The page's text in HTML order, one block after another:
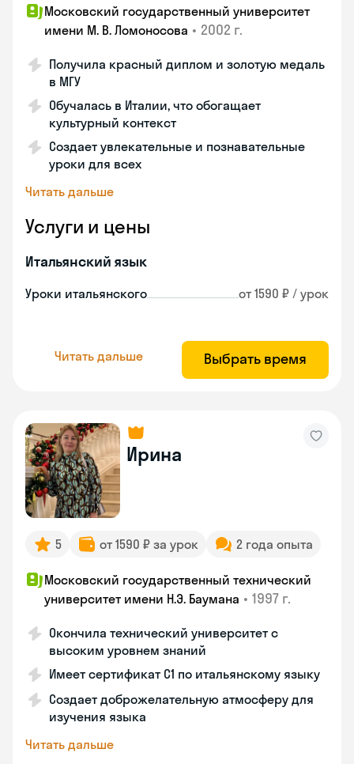
Московский государственный университет
имени М. В. Ломоносова • 2002 г.
Получила красный диплом и золотую медаль
в МГУ
Обучалась в Италии, что обогащает
культурный контекст
Создает увлекательные и познавательные
уроки для всех
Читать дальше
Услуги и цены
Итальянский язык
Уроки итальянского от 1590 ₽ / урок
Читать дальше Выбрать время
Ирина
5 от 1590 ₽ за урок 2 года опыта
Московский государственный технический
университет имени Н.Э. Баумана • 1997 г.
Окончила технический университет с
высоким уровнем знаний
Имеет сертификат C1 по итальянскому языку
Создает доброжелательную атмосферу для
изучения языка
Читать дальше